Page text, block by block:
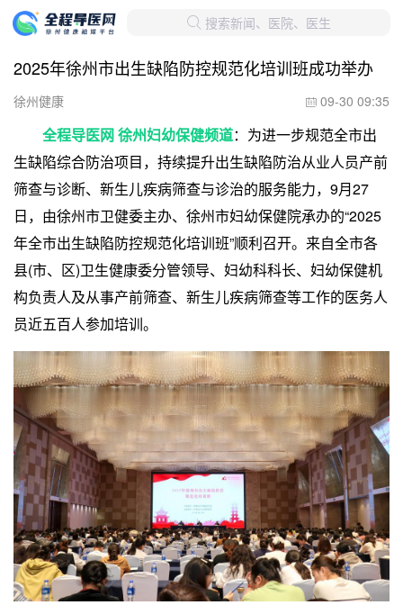
 搜索新闻、医院、医生
2025年徐州市出生缺陷防控规范化培训班成功举办
徐州健康  09-30 09:35
全程导医网 徐州妇幼保健频道：为进一步规范全市出
生缺陷综合防治项目，持续提升出生缺陷防治从业人员产前
筛查与诊断、新生儿疾病筛查与诊治的服务能力，9月27
日，由徐州市卫健委主办、徐州市妇幼保健院承办的“2025
年全市出生缺陷防控规范化培训班”顺利召开。来自全市各
县(市、区)卫生健康委分管领导、妇幼科科长、妇幼保健机
构负责人及从事产前筛查、新生儿疾病筛查等工作的医务人
员近五百人参加培训。